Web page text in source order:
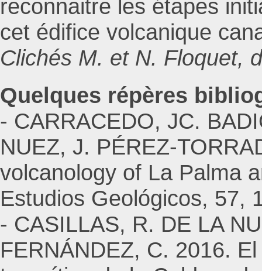
reconnaitre les étapes
cet édifice volcanique
Clichés M. et N. Floquet,
Quelques répères
- CARRACEDO, JC.
NUEZ, J. PÉREZ-
volcanology of La Palma
Estudios Geológicos, 57,
- CASILLAS, R. DE LA
FERNÁNDEZ, C. 2016.